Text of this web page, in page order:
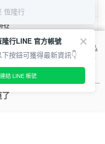
cookie 方式之詳情，及若您不希
cookie 設定，請參閱本網站「
隱私
即表示您同意本公司得按本網站使
了
】限時註冊優惠，只到
恆隆行